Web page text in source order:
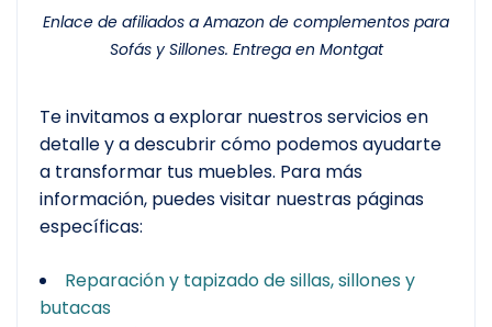
Enlace de afiliados a Amazon de complementos para
Sofás y Sillones. Entrega en Montgat
Te invitamos a explorar nuestros servicios en
detalle y a descubrir cómo podemos ayudarte
a transformar tus muebles. Para más
información, puedes visitar nuestras páginas
específicas:
Reparación y tapizado de sillas, sillones y
butacas